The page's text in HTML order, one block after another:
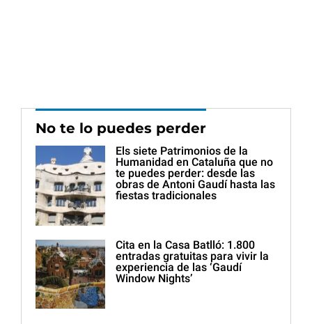
No te lo puedes perder
Els siete Patrimonios de la
Humanidad en Cataluña que no
te puedes perder: desde las
obras de Antoni Gaudí hasta las
fiestas tradicionales
Cita en la Casa Batlló: 1.800
entradas gratuitas para vivir la
experiencia de las ‘Gaudí
Window Nights’